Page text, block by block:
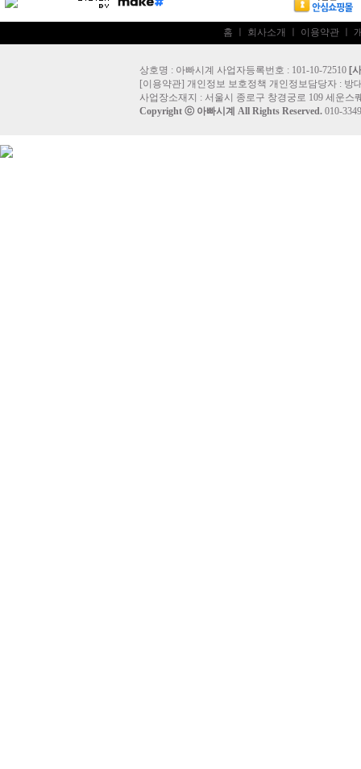
홈 회사소개 이용약관
상호명 : 아빠시계 사업자등록번호 : 101-10-72510 [
[이용약관] 개인정보 보호정책 개인정보담당자 : 방
사업장소재지 : 서울시 종로구 창경궁로 109 세운스
Copyright ⓒ 아빠시계 All Rights Reserved. 010-